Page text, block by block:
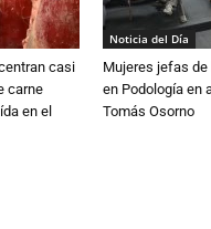
casi
carne
en el
Noticia del Día
Mujeres jefas
en Podología en
Tomás Osorno